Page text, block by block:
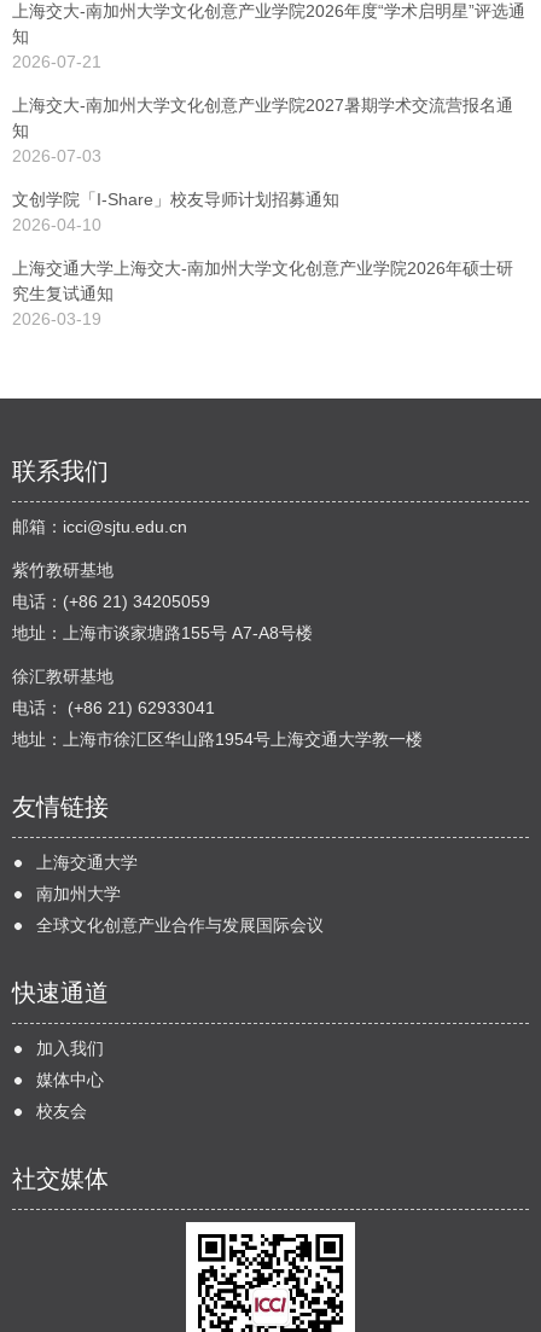
上海交大-南加州大学文化创意产业学院2026年度“学术启明星”评选通
知
2026-07-21
上海交大-南加州大学文化创意产业学院2027暑期学术交流营报名通
知
2026-07-03
文创学院「I-Share」校友导师计划招募通知
2026-04-10
上海交通大学上海交大-南加州大学文化创意产业学院2026年硕士研
究生复试通知
2026-03-19
联系我们
邮箱： icci@sjtu.edu.cn
紫竹教研基地
电话：(+86 21) 34205059
地址：上海市谈家塘路155号 A7-A8号楼
徐汇教研基地
电话： (+86 21) 62933041
地址：上海市徐汇区华山路1954号上海交通大学教一楼
友情链接
上海交通大学
南加州大学
全球文化创意产业合作与发展国际会议
快速通道
加入我们
媒体中心
校友会
社交媒体